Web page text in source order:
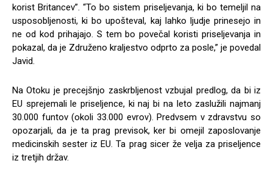
korist Britancev”. “To bo sistem priseljevanja, ki bo temeljil na
usposobljenosti, ki bo upošteval, kaj lahko ljudje prinesejo in
ne od kod prihajajo. S tem bo povečal koristi priseljevanja in
pokazal, da je Združeno kraljestvo odprto za posle,” je povedal
Javid.
Na Otoku je precejšnjo zaskrbljenost vzbujal predlog, da bi iz
EU sprejemali le priseljence, ki naj bi na leto zaslužili najmanj
30.000 funtov (okoli 33.000 evrov). Predvsem v zdravstvu so
opozarjali, da je ta prag previsok, ker bi omejil zaposlovanje
medicinskih sester iz EU. Ta prag sicer že velja za priseljence
iz tretjih držav.